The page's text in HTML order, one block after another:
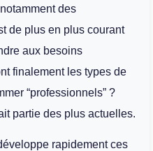
des
de plus en plus courant
aux besoins
finalement les types de
“professionnels” ?
partie des plus actuelles.
rapidement ces